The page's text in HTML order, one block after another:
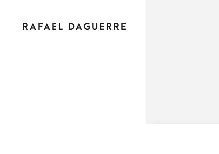
RAFAEL DAGUERRE